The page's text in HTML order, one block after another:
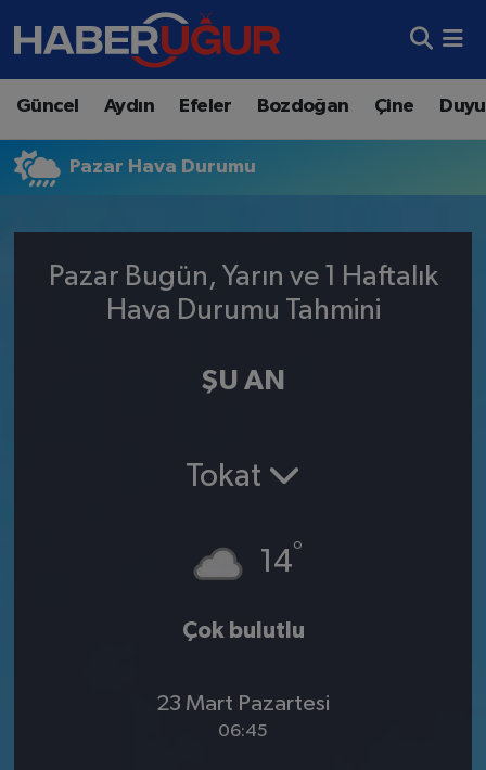
Güncel Aydın Efeler Bozdoğan Çine
Pazar Hava Durumu
Pazar Bugün, Yarın ve 1 Haftalık
Hava Durumu Tahmini
ŞU AN
Tokat
14°
Çok bulutlu
23 Mart Pazartesi
06:45
Aydın Nöbetçi Eczaneler
Aydın Hava Durumu
Süper Lig Puan Durumu ve Fikstür